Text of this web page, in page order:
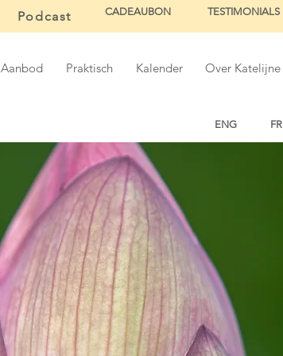
CADEAUBON
Podcast TESTIMONIALS
Aanbod Praktisch Kalender Over Katelijne
ENG FR